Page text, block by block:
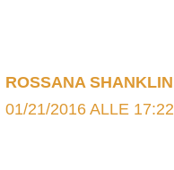
ROSSANA SHANKLIN
01/21/2016 ALLE 17:22